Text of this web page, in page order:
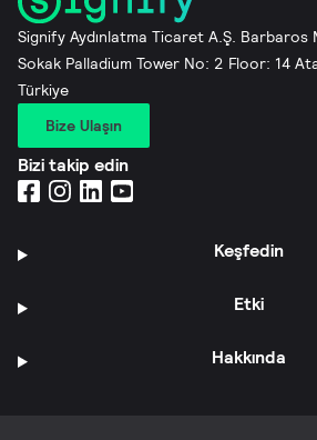
Signify Aydınlatma Ticaret A.Ş. Barbaros
Sokak Palladium Tower No: 2 Floor: 14
Türkiye
Bize Ulaşın
Bizi takip edin
Keşfedin
Etki
Hakkında